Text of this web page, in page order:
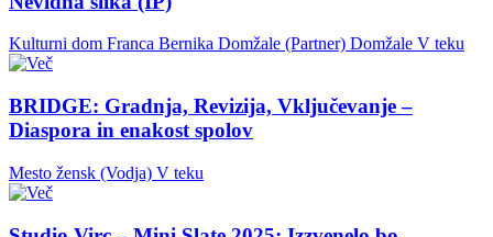
Kulturni dom Franca Bernika Domžale (Partner) Domžale V teku
BRIDGE: Gradnja, Revizija, Vključevanje –
Diaspora in enakost spolov
Mesto žensk (Vodja) V teku